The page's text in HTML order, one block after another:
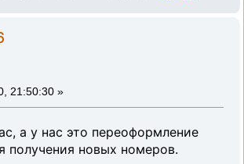
21:50:30 »
а у нас это переоформление
получения новых номеров.